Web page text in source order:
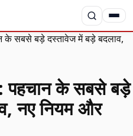
सबसे बड़े दस्तावेज में बड़े बदलाव,
के सबसे बड़े
नए नियम और